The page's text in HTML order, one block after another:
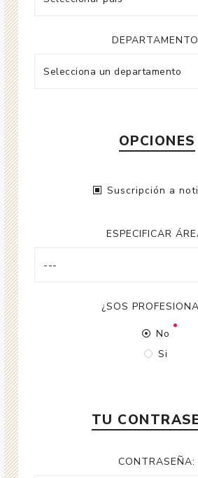
OPCIONES
Suscripción a
ESPECIFICAR
¿SOS
No
Si
TU
CONTRASEÑA: